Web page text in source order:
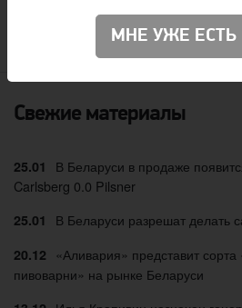
Вячеслав Радионов
Свежие материалы
25.01
В Беларуси в продаже
Carlsberg 0.0 Pilsner
25.01 В Беларуси разрешат делать
20.12
«Аливария» представит сорта
пивоварни» на рынке Беларуси
МНЕ УЖЕ ЕСТЬ